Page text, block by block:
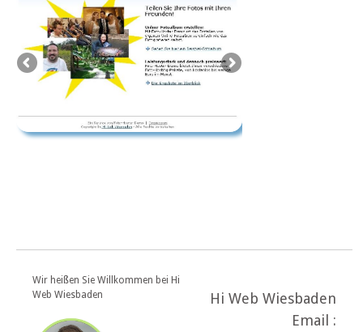
Wir heißen Sie Willkommen bei Hi
Web Wiesbaden
Hi Web Wiesbaden
Email :